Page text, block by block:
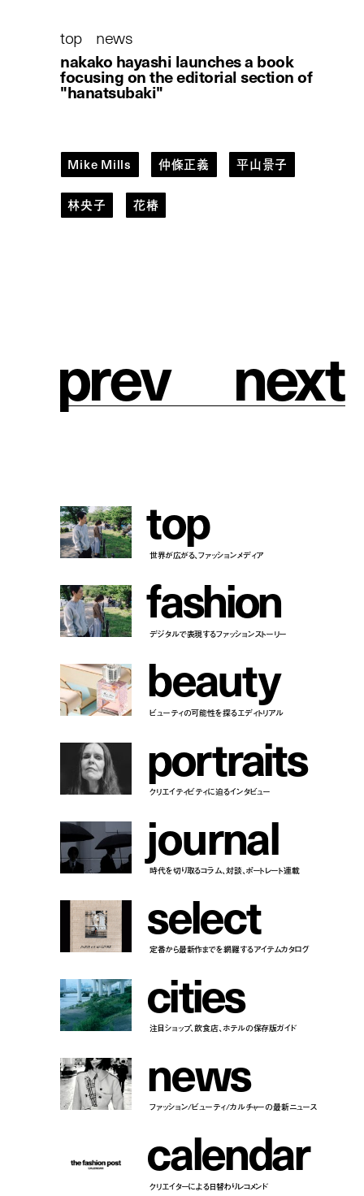
top/ news
nakako hayashi launches a book
focusing on the editorial section of
"hanatsubaki"
Mike Mills 仲條正義 平山景子
林央子 花椿
prev next
top
世界が広がる、ファッションメディア
fashion
デジタルで表現するファッションストーリー
beauty
ビューティの可能性を探るエディトリアル
portraits
クリエイティビティに迫るインタビュー
journal
時代を切り取るコラム、対談、ポートレート連載
select
定番から最新作までを網羅するアイテムカタログ
cities
注目ショップ、飲食店、ホテルの保存版ガイド
news
ファッション/ビューティ/カルチャーの最新ニュース
calendar
クリエイターによる日替わりレコメンド